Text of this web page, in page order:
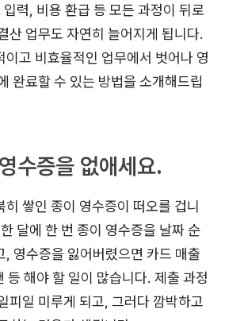
력, 비용 환급 등 모든 과정이 뒤로
산 업무도 자연히 늘어지게 됩니다.
이고 비효율적인 업무에서 벗어나 영
완료할 수 있는 방법을 소개해드립
수증을 없애세요.
히 쌓인 종이 영수증이 떠오를 겁니
달에 한 번 종이 영수증을 날짜 순
, 영수증을 잃어버렸으면 카드 매출
등 해야 할 일이 많습니다. 제출 과정
피일 미루게 되고, 그러다 깜박하고